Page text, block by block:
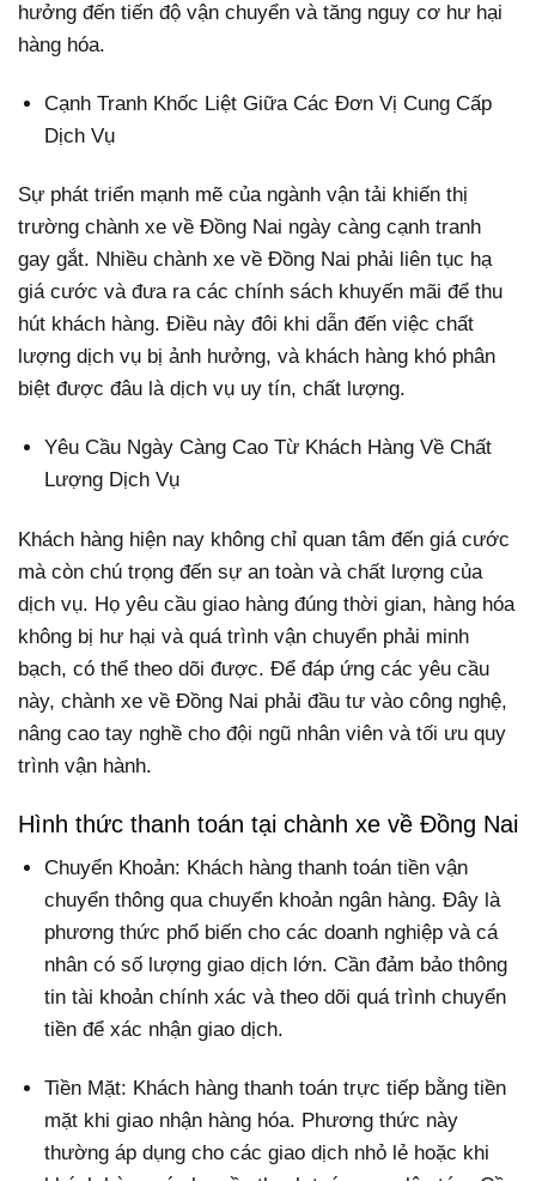
hưởng đến tiến độ vận chuyển và tăng nguy cơ hư hại
hàng hóa.
Cạnh Tranh Khốc Liệt Giữa Các Đơn Vị Cung Cấp
Dịch Vụ
Sự phát triển mạnh mẽ của ngành vận tải khiến thị
trường chành xe về Đồng Nai ngày càng cạnh tranh
gay gắt. Nhiều chành xe về Đồng Nai phải liên tục hạ
giá cước và đưa ra các chính sách khuyến mãi để thu
hút khách hàng. Điều này đôi khi dẫn đến việc chất
lượng dịch vụ bị ảnh hưởng, và khách hàng khó phân
biệt được đâu là dịch vụ uy tín, chất lượng.
Yêu Cầu Ngày Càng Cao Từ Khách Hàng Về Chất
Lượng Dịch Vụ
Khách hàng hiện nay không chỉ quan tâm đến giá cước
mà còn chú trọng đến sự an toàn và chất lượng của
dịch vụ. Họ yêu cầu giao hàng đúng thời gian, hàng hóa
không bị hư hại và quá trình vận chuyển phải minh
bạch, có thể theo dõi được. Để đáp ứng các yêu cầu
này, chành xe về Đồng Nai phải đầu tư vào công nghệ,
nâng cao tay nghề cho đội ngũ nhân viên và tối ưu quy
trình vận hành.
Hình thức thanh toán tại chành xe về Đồng Nai
Chuyển Khoản: Khách hàng thanh toán tiền vận
chuyển thông qua chuyển khoản ngân hàng. Đây là
phương thức phổ biến cho các doanh nghiệp và cá
nhân có số lượng giao dịch lớn. Cần đảm bảo thông
tin tài khoản chính xác và theo dõi quá trình chuyển
tiền để xác nhận giao dịch.
Tiền Mặt: Khách hàng thanh toán trực tiếp bằng tiền
mặt khi giao nhận hàng hóa. Phương thức này
thường áp dụng cho các giao dịch nhỏ lẻ hoặc khi